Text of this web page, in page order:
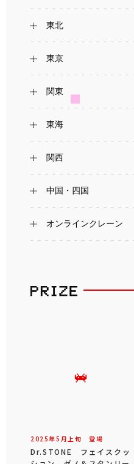
東北
東京
関東
東海
関西
中国・四国
オンラインクレーン
2025年5 月 上旬 登場
Dr.STONE フェイスクッ